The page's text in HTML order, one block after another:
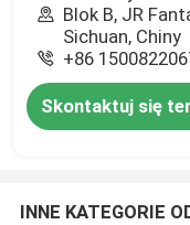
Blok B, JR
Sichuan, Chiny
+86
Skontaktuj się
INNE KATEGORIE